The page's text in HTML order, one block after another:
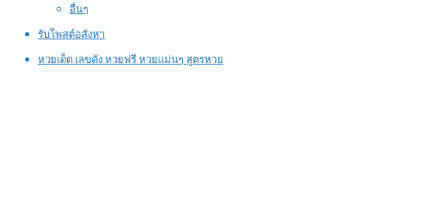
อื่นๆ
รับโพสต์อสังหา
หวยเด็ด เลขดัง หวยฟรี หวยแม่นๆ สูตรหวย